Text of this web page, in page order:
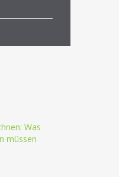
Was
müssen